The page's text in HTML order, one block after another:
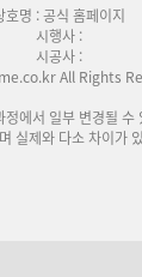
호명 : 공식 홈페이지
시행사 :
시공사 :
All Rights
에서 일부 변경될 수
실제와 다소 차이가